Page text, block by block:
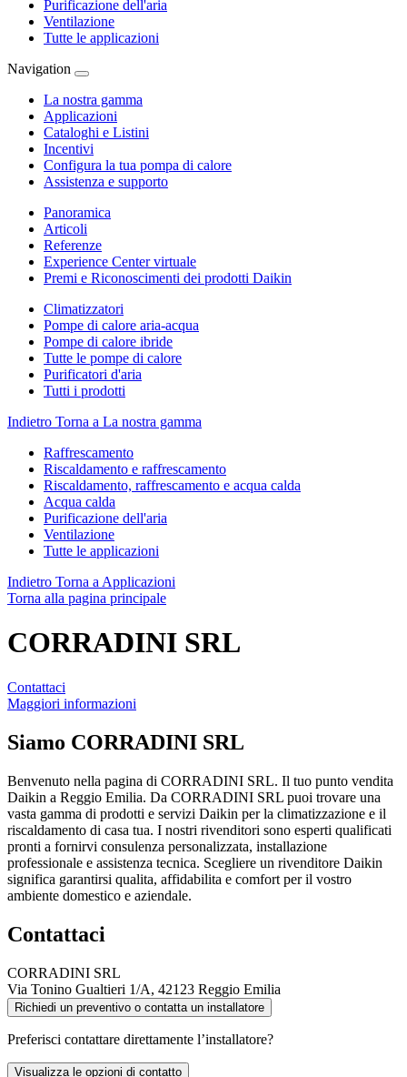
Purificazione dell'aria
Ventilazione
Tutte le applicazioni
Navigation
La nostra gamma
Applicazioni
Cataloghi e Listini
Incentivi
Configura la tua pompa di calore
Assistenza e supporto
Panoramica
Articoli
Referenze
Experience Center virtuale
Premi e Riconoscimenti dei prodotti Daikin
Climatizzatori
Pompe di calore aria-acqua
Pompe di calore ibride
Tutte le pompe di calore
Purificatori d'aria
Tutti i prodotti
Indietro Torna a La nostra gamma
Raffrescamento
Riscaldamento e raffrescamento
Riscaldamento, raffrescamento e acqua calda
Acqua calda
Purificazione dell'aria
Ventilazione
Tutte le applicazioni
Indietro Torna a Applicazioni
Torna alla pagina principale
CORRADINI SRL
Contattaci
Maggiori informazioni
Siamo CORRADINI SRL
Benvenuto nella pagina di CORRADINI SRL. Il tuo punto vendita
Daikin a Reggio Emilia. Da CORRADINI SRL puoi trovare una
vasta gamma di prodotti e servizi Daikin per la climatizzazione e il
riscaldamento di casa tua. I nostri rivenditori sono esperti qualificati
pronti a fornirvi consulenza personalizzata, installazione
professionale e assistenza tecnica. Scegliere un rivenditore Daikin
significa garantirsi qualita, affidabilita e comfort per il vostro
ambiente domestico e aziendale.
Contattaci
CORRADINI SRL
Via Tonino Gualtieri 1/A, 42123 Reggio Emilia
Richiedi un preventivo o contatta un installatore
Preferisci contattare direttamente l’installatore?
Visualizza le opzioni di contatto